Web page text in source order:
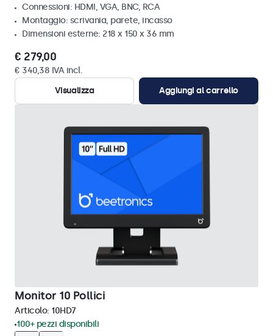
Connessioni: HDMI, VGA, BNC, RCA
Montaggio: scrivania, parete, incasso
Dimensioni esterne: 218 x 150 x 36 mm
€ 279,00
€ 340,38 IVA incl.
Visualizza
Aggiungi al carrello
Monitor 10 Pollici
Articolo: 10HD7
100+ pezzi disponibili